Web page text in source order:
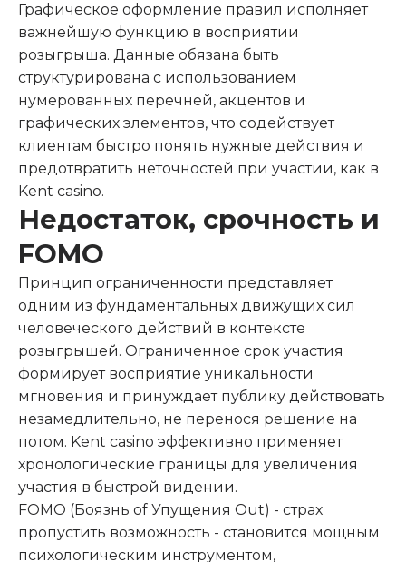
Графическое оформление правил исполняет
важнейшую функцию в восприятии
розыгрыша. Данные обязана быть
структурирована с использованием
нумерованных перечней, акцентов и
графических элементов, что содействует
клиентам быстро понять нужные действия и
предотвратить неточностей при участии, как в
Kent casino.
Недостаток, срочность и
FOMO
Принцип ограниченности представляет
одним из фундаментальных движущих сил
человеческого действий в контексте
розыгрышей. Ограниченное срок участия
формирует восприятие уникальности
мгновения и принуждает публику действовать
незамедлительно, не перенося решение на
потом. Kent casino эффективно применяет
хронологические границы для увеличения
участия в быстрой видении.
FOMO (Боязнь of Упущения Out) - страх
пропустить возможность - становится мощным
психологическим инструментом,